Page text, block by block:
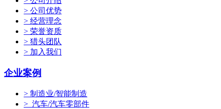
> 公司优势
> 经营理念
> 荣誉资质
> 猎头团队
> 加入我们
企业案例
> 制造业/智能制造
> 汽车/汽车零部件